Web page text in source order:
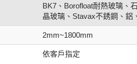
BK7、Borofloat耐熱玻璃、
晶玻璃、Stavax不銹鋼、鋁
2mm~1800mm
依客戶指定